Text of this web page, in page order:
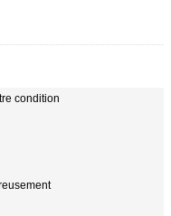
condition